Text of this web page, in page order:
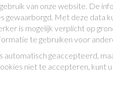
van onze website. De
Met deze data
is mogelijk verplicht op
te gebruiken voor
geaccepteerd,
niet te accepteren, kunt